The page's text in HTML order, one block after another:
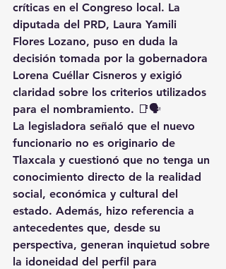
críticas en el Congreso local. La
diputada del PRD, Laura Yamili
Flores Lozano, puso en duda la
decisión tomada por la gobernadora
Lorena Cuéllar Cisneros y exigió
claridad sobre los criterios utilizados
para el nombramiento. 📑🗣️
La legisladora señaló que el nuevo
funcionario no es originario de
Tlaxcala y cuestionó que no tenga un
conocimiento directo de la realidad
social, económica y cultural del
estado. Además, hizo referencia a
antecedentes que, desde su
perspectiva, generan inquietud sobre
la idoneidad del perfil para